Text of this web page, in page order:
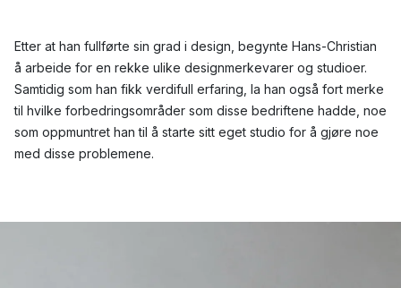
Etter at han fullførte sin grad i design, begynte Hans-Christian
å arbeide for en rekke ulike designmerkevarer og studioer.
Samtidig som han fikk verdifull erfaring, la han også fort merke
til hvilke forbedringsområder som disse bedriftene hadde, noe
som oppmuntret han til å starte sitt eget studio for å gjøre noe
med disse problemene.